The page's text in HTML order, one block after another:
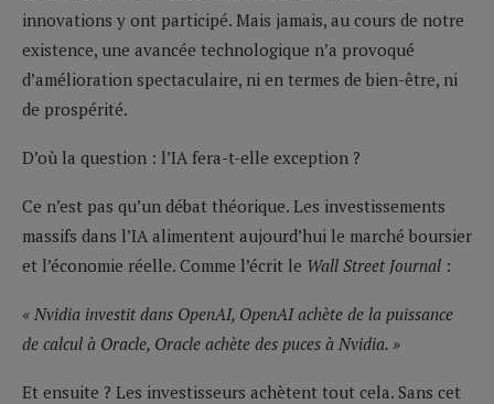
innovations y ont participé. Mais jamais, au cours de notre
existence, une avancée technologique n’a provoqué
d’amélioration spectaculaire, ni en termes de bien-être, ni
de prospérité.
D’où la question : l’IA fera-t-elle exception ?
Ce n’est pas qu’un débat théorique. Les investissements
massifs dans l’IA alimentent aujourd’hui le marché boursier
et l’économie réelle. Comme l’écrit le Wall Street Journal :
« Nvidia investit dans OpenAI, OpenAI achète de la puissance
de calcul à Oracle, Oracle achète des puces à Nvidia. »
Et ensuite ? Les investisseurs achètent tout cela. Sans cet